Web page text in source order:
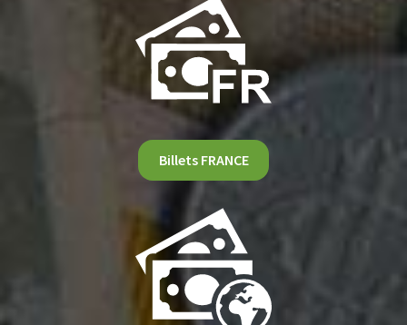
Billets FRANCE